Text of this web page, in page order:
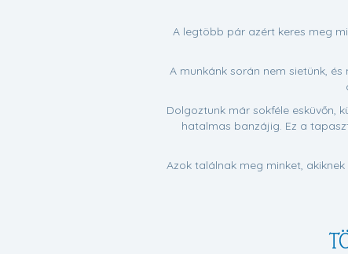
A legtöbb pár azért keres meg
A munkánk során nem sietünk,
Dolgoztunk már sokféle esküvőn,
hatalmas banzájig. Ez a
Azok találnak meg minket,